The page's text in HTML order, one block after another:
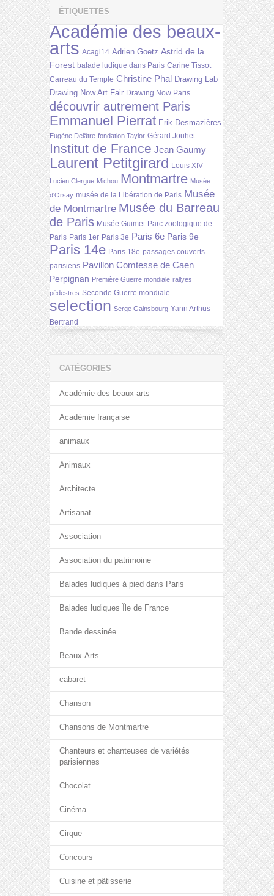
ÉTIQUETTES
Académie des beaux-
arts Acagl14 Adrien Goetz Astrid de la
Forest balade ludique dans Paris Carine Tissot
Carreau du Temple Christine Phal Drawing Lab
Drawing Now Art Fair Drawing Now Paris
découvrir autrement Paris
Emmanuel Pierrat Erik Desmazières
Eugène Delâtre fondation Taylor Gérard Jouhet
Institut de France Jean Gaumy
Laurent Petitgirard Louis XIV
Lucien Clergue Michou Montmartre Musée
d'Orsay musée de la Libération de Paris Musée
de Montmartre Musée du Barreau
de Paris Musée Guimet Parc zoologique de
Paris Paris 1er Paris 3e Paris 6e Paris 9e
Paris 14e Paris 18e passages couverts
parisiens Pavillon Comtesse de Caen
Perpignan Première Guerre mondiale rallyes
pédestres Seconde Guerre mondiale
selection Serge Gainsbourg Yann Arthus-
Bertrand
CATÉGORIES
Académie des beaux-arts
Académie française
animaux
Animaux
Architecte
Artisanat
Association
Association du patrimoine
Balades ludiques à pied dans Paris
Balades ludiques Île de France
Bande dessinée
Beaux-Arts
cabaret
Chanson
Chansons de Montmartre
Chanteurs et chanteuses de variétés
parisiennes
Chocolat
Cinéma
Cirque
Concours
Cuisine et pâtisserie